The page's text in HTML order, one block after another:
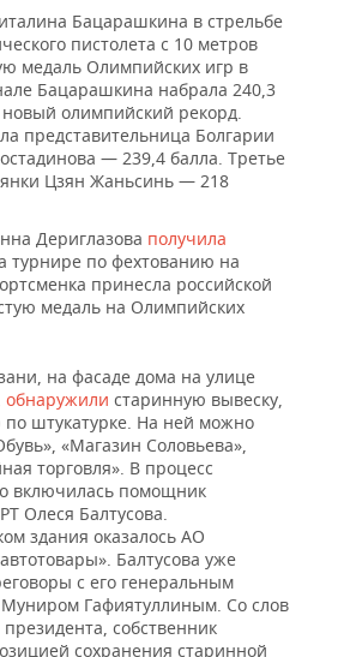
Бацарашкина в стрельбе
пистолета с 10 метров
медаль Олимпийских игр в
Бацарашкина набрала 240,3
олимпийский рекорд.
представительница Болгарии
— 239,4 балла. Третье
Цзян Жаньсинь — 218
Дериглазова получила
турнире по фехтованию на
принесла российской
медаль на Олимпийских
на фасаде дома на улице
обнаружили старинную вывеску,
штукатурке. На ней можно
«Магазин Соловьева»,
торговля». В процесс
включилась помощник
Олеся Балтусова.
здания оказалось АО
Балтусова уже
с его генеральным
Гафиятуллиным. Со слов
собственник
сохранения старинной